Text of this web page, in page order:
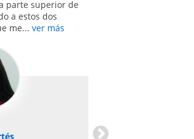
parte superior de
a estos dos
me... ver más